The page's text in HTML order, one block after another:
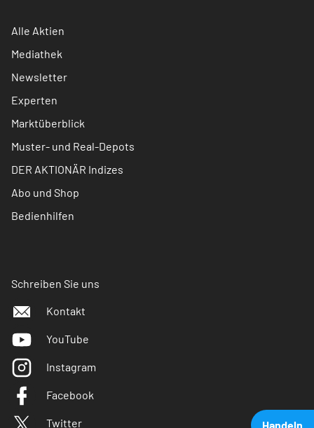
Handeln
Alle Aktien
Mediathek
Newsletter
Experten
Marktüberblick
Muster- und Real-Depots
DER AKTIONÄR Indizes
Abo und Shop
Bedienhilfen
Schreiben Sie uns
Kontakt
YouTube
Instagram
Facebook
Twitter